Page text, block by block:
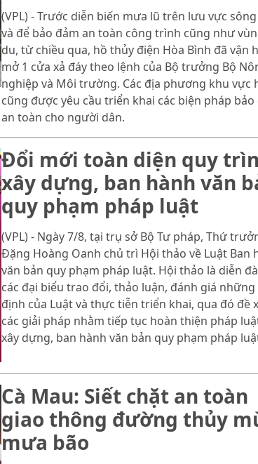
(VPL) - Trước diễn biến mưa lũ trên lưu vực
và để bảo đảm an toàn công trình cũng như
du, từ chiều qua, hồ thủy điện Hòa Bình đã vận
mở 1 cửa xả đáy theo lệnh của Bộ trưởng Bộ
nghiệp và Môi trường. Các địa phương khu vực
cũng được yêu cầu triển khai các biện pháp bảo
an toàn cho người dân.
Đổi mới toàn diện quy
xây dựng, ban hành văn
quy phạm pháp luật
(VPL) - Ngày 7/8, tại trụ sở Bộ Tư pháp, Thứ
Đặng Hoàng Oanh chủ trì Hội thảo về Luật Ban
văn bản quy phạm pháp luật. Hội thảo là diễn
các đại biểu trao đổi, thảo luận, đánh giá những
định của Luật và thực tiễn triển khai, qua đó đề
các giải pháp nhằm tiếp tục hoàn thiện pháp
xây dựng, ban hành văn bản quy phạm pháp
Cà Mau: Siết chặt an toàn
giao thông đường thủy
mưa bão